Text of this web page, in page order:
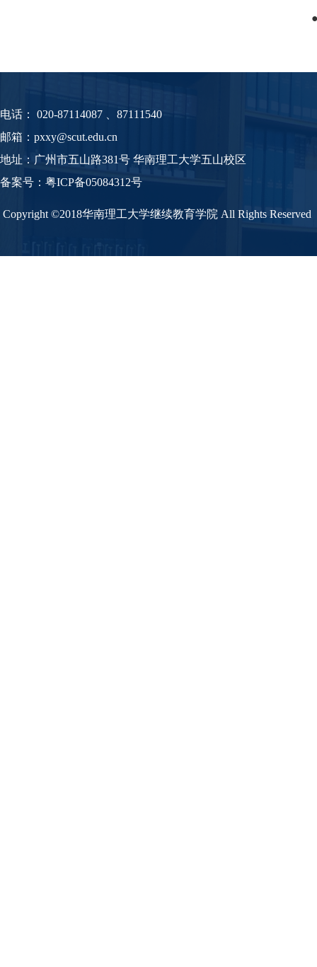
电话： 020-87114087 、87111540
邮箱：pxxy@scut.edu.cn
地址：广州市五山路381号 华南理工大学五山校区
备案号： 粤ICP备05084312号
Copyright ©2018华南理工大学继续教育学院 All Rights Reserved